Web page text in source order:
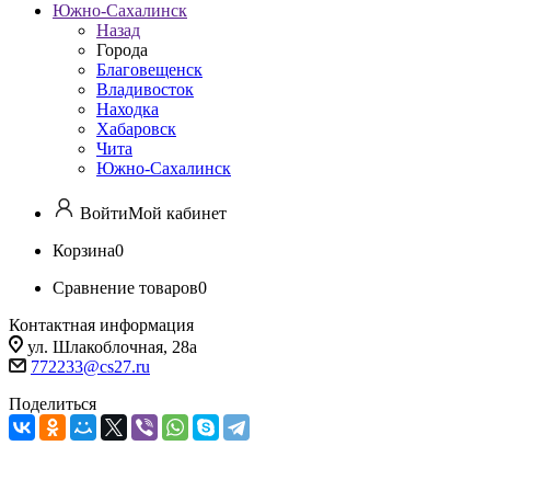
Южно-Сахалинск
Назад
Города
Благовещенск
Владивосток
Находка
Хабаровск
Чита
Южно-Сахалинск
ВойтиМой кабинет
Корзина0
Сравнение товаров0
Контактная информация
ул. Шлакоблочная, 28а
772233@cs27.ru
Поделиться